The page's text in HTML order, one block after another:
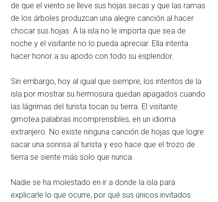
de que el viento se lleve sus hojas secas y que las ramas
de los árboles produzcan una alegre canción al hacer
chocar sus hojas. A la isla no le importa que sea de
noche y el visitante no lo pueda apreciar. Ella intenta
hacer honor a su apodo con todo su esplendor.
Sin embargo, hoy al igual que siempre, los intentos de la
isla por mostrar su hermosura quedan apagados cuando
las lágrimas del turista tocan su tierra. El visitante
gimotea palabras incomprensibles, en un idioma
extranjero. No existe ninguna canción de hojas que logre
sacar una sonrisa al turista y eso hace que el trozo de
tierra se siente más solo que nunca.
Nadie se ha molestado en ir a donde la isla para
explicarle lo que ocurre, por qué sus únicos invitados